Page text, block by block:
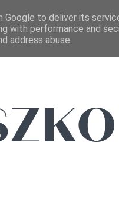
to deliver its
with performance and
address abuse.